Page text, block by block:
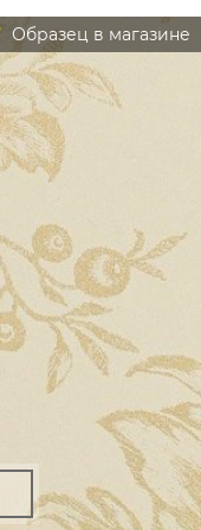
Образец в магазине